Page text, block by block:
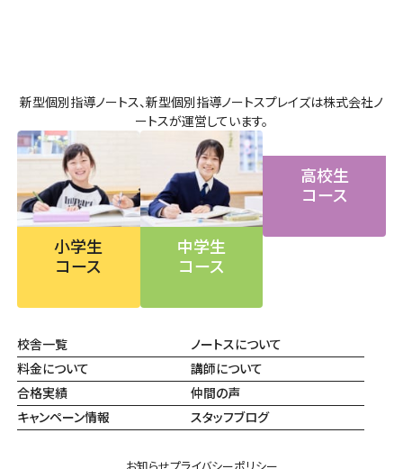
新型個別指導ノートス、新型個別指導ノートスプレイズは株式会社ノ
ートスが運営しています。
小学生
コース
中学生
コース
高校生
コース
校舎一覧
ノートスについて
料金について
講師について
合格実績
仲間の声
キャンペーン情報
スタッフブログ
お知らせプライバシーポリシー